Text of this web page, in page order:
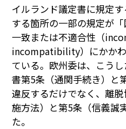
イルランド議定書に規定
する箇所の一部の規定が
一致または不適合性（
incompatibility）にかか
ている。欧州委は、こう
書第5条（通関手続き）と
違反するだけでなく、離
施方法）と第5条（信義誠
た。